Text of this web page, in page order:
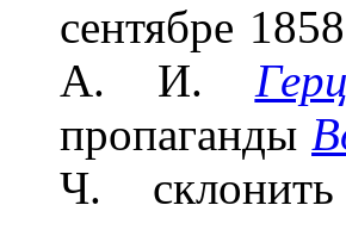
сентябре
А. И.
пропаганды
Ч.